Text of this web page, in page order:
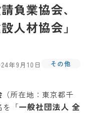
負業協会、
人材協会」
年9月10日 その他
（所在地：東京都千
を「一般社団法人 全